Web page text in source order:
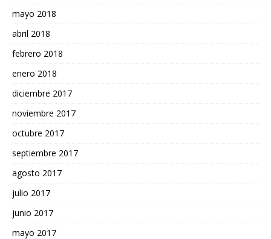
mayo 2018
abril 2018
febrero 2018
enero 2018
diciembre 2017
noviembre 2017
octubre 2017
septiembre 2017
agosto 2017
julio 2017
junio 2017
mayo 2017